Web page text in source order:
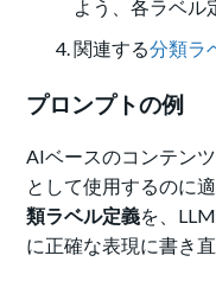
よう、各ラベル
関連する分類ラ
プロンプトの例
AIベースのコンテン
として使用するのに
類ラベル定義を、
に正確な表現に書き